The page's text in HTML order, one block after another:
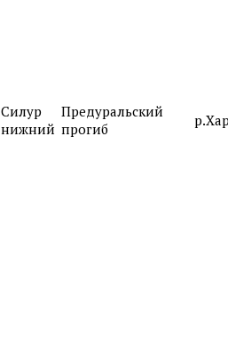
Силур
нижний
Предуральский
прогиб